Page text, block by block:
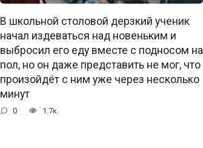
В школьной столовой дерзкий ученик
начал издеваться над новеньким и
выбросил его еду вместе с подносом на
пол, но он даже представить не мог, что
произойдёт с ним уже через несколько
минут
0 1.7к.